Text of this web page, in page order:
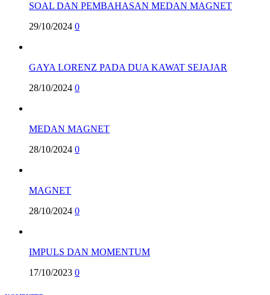
SOAL DAN PEMBAHASAN MEDAN MAGNET
29/10/2024 0
GAYA LORENZ PADA DUA KAWAT SEJAJAR
28/10/2024 0
MEDAN MAGNET
28/10/2024 0
MAGNET
28/10/2024 0
IMPULS DAN MOMENTUM
17/10/2023 0